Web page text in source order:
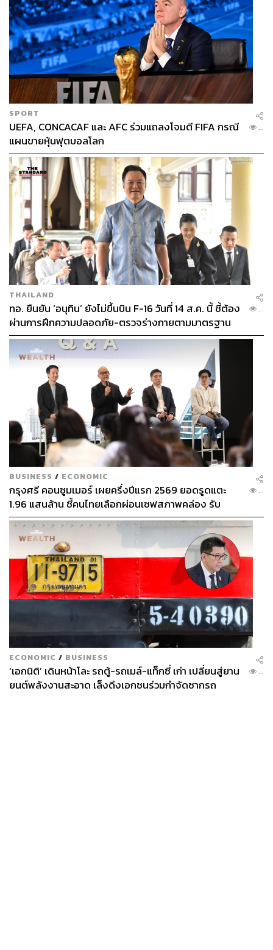
SPORT
UEFA, CONCACAF และ AFC ร่วมแถลงโจมตี FIFA กรณี
แผนขายหุ้นฟุตบอลโลก
...
THAILAND
ทอ. ยืนยัน ‘อนุทิน’ ยังไม่ขึ้นบิน F-16 วันที่ 14 ส.ค. นี้ ชี้ต้อง
ผ่านการฝึกความปลอดภัย-ตรวจร่างกายตามมาตรฐาน
ก่อน
...
BUSINESS / ECONOMIC
กรุงศรี คอนซูมเมอร์ เผยครึ่งปีแรก 2569 ยอดรูดแตะ
1.96 แสนล้าน ชี้คนไทยเลือกผ่อนเซฟสภาพคล่อง รับ
เศรษฐกิจผันผวนฉุดผลประกอบการพลาดเป้า
...
ECONOMIC / BUSINESS
‘เอกนิติ’ เดินหน้าโละ รถตู้-รถเมล์-แท็กซี่ เก่า เปลี่ยนสู่ยาน
ยนต์พลังงานสะอาด เล็งดึงเอกชนร่วมกำจัดซากรถ
...